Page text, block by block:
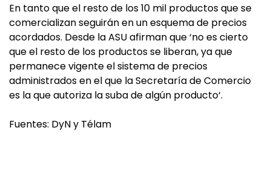
En tanto que el resto de los 10 mil productos que se
comercializan seguirán en un esquema de precios
acordados. Desde la ASU afirman que ‘no es cierto
que el resto de los productos se liberan, ya que
permanece vigente el sistema de precios
administrados en el que la Secretaría de Comercio
es la que autoriza la suba de algún producto‘.
Fuentes: DyN y Télam